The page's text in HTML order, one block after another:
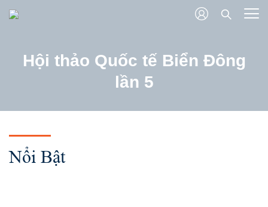
Hội thảo Quốc tế Biển Đông
lần 5
Nổi Bật